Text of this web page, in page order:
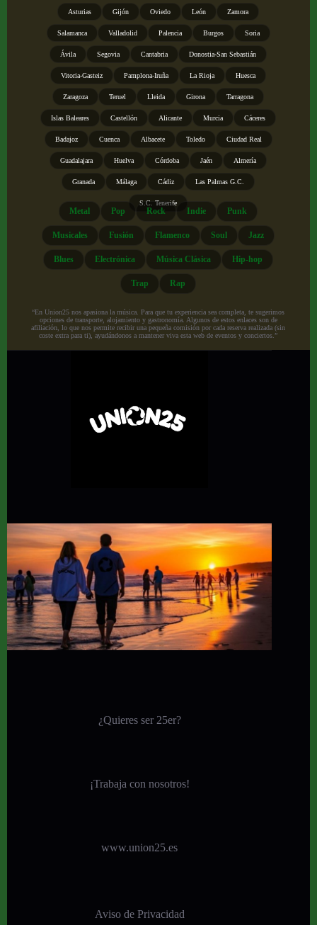
Asturias Gijón Oviedo León Zamora
Salamanca Valladolid Palencia Burgos Soria
Ávila Segovia Cantabria Donostia-San Sebastián
Vitoria-Gasteiz Pamplona-Iruña La Rioja Huesca
Zaragoza Teruel Lleida Girona Tarragona
Islas Baleares Castellón Alicante Murcia Cáceres
Badajoz Cuenca Albacete Toledo Ciudad Real
Guadalajara Huelva Córdoba Jaén Almería
Granada Málaga Cádiz Las Palmas G.C.
S.C. Tenerife
Metal Pop Rock Indie Punk
Musicales Fusión Flamenco Soul Jazz
Blues Electrónica Música Clásica Hip-hop
Trap Rap
“En Union25 nos apasiona la música. Para que tu experiencia sea completa, te sugerimos
opciones de transporte, alojamiento y gastronomía. Algunos de estos enlaces son de
afiliación, lo que nos permite recibir una pequeña comisión por cada reserva realizada (sin
coste extra para ti), ayudándonos a mantener viva esta web de eventos y conciertos.”
¿Quieres ser 25er?
¡Trabaja con nosotros!
www.union25.es
Aviso de Privacidad